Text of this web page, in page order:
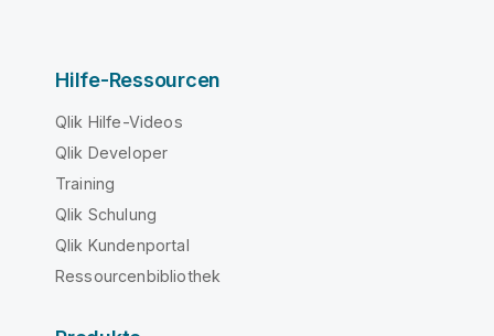
Hilfe-Ressourcen
Qlik Hilfe-Videos
Qlik Developer
Training
Qlik Schulung
Qlik Kundenportal
Ressourcenbibliothek